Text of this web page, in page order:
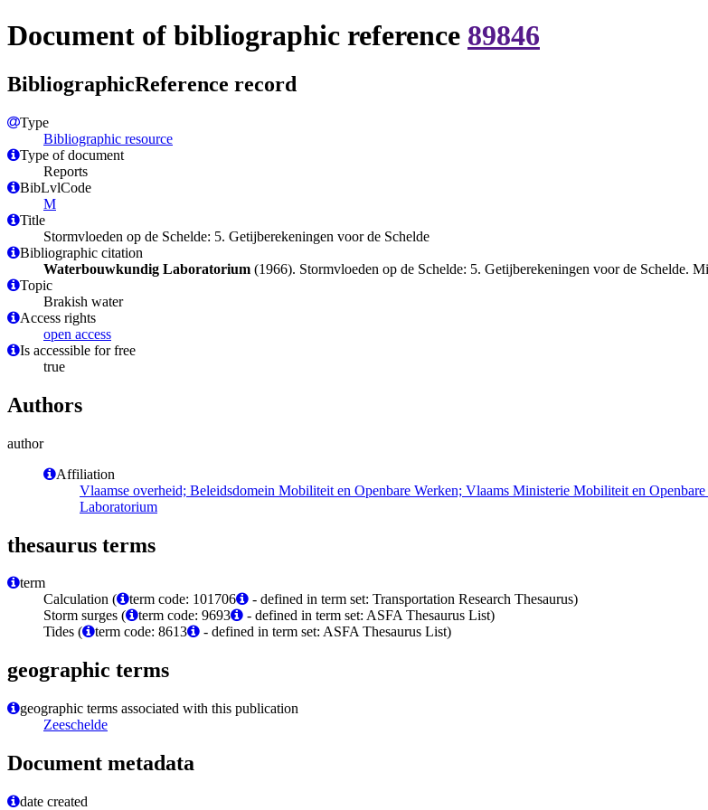
Document of bibliographic reference 89846
BibliographicReference record
Type
Bibliographic resource
Type of document
Reports
BibLvlCode
M
Title
Stormvloeden op de Schelde: 5. Getijberekeningen voor de Schelde
Bibliographic citation
Waterbouwkundig Laboratorium (1966). Stormvloeden op de Schelde: 5. Getijberekeningen voor de Schelde.
Topic
Brakish water
Access rights
open access
Is accessible for free
true
Authors
author
Affiliation
Vlaamse overheid; Beleidsdomein Mobiliteit en Openbare Werken; Vlaams Ministerie Mobiliteit en
Laboratorium
thesaurus terms
term
Calculation (
term code: 101706
- defined in term set: Transportation Research Thesaurus)
Storm surges (
term code: 9693
- defined in term set: ASFA Thesaurus List)
Tides (
term code: 8613 - defined in term set: ASFA Thesaurus List)
geographic terms
geographic terms associated with this publication
Zeeschelde
Document metadata
date created